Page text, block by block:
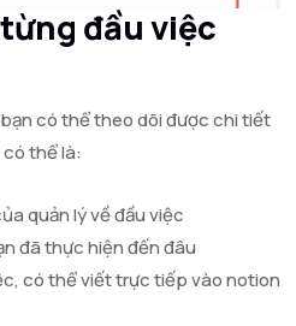
đầu việc
có thể theo dõi được chi tiết
thể là:
quản lý về đầu việc
đã thực hiện đến đâu
có thể viết trực tiếp vào notion